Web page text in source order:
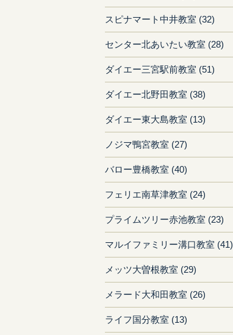
スピナマート中井教室 (32)
センター北あいたい教室 (28)
ダイエー三宮駅前教室 (51)
ダイエー北野田教室 (38)
ダイエー東大島教室 (13)
ノジマ鴨宮教室 (27)
バロー豊橋教室 (40)
フェリエ南草津教室 (24)
プライムツリー赤池教室 (23)
マルイファミリー溝口教室 (41)
メッツ大曽根教室 (29)
メラード大和田教室 (26)
ライフ国分教室 (13)